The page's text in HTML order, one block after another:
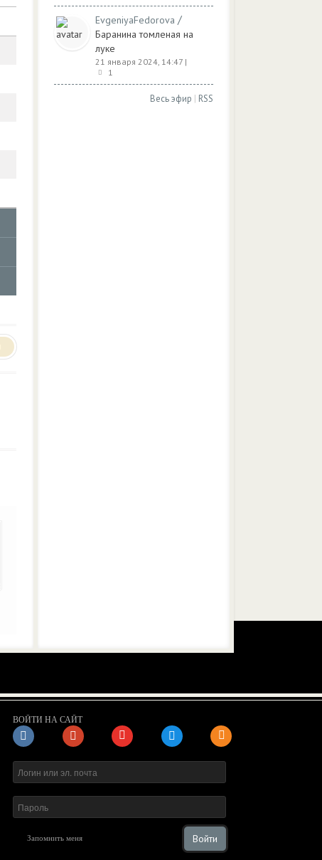
EvgeniyaFedorova /
Баранина томленая на
луке
21 января 2024, 14:47 |
1
Весь эфир | RSS
ВОЙТИ НА САЙТ
Запомнить меня Войти